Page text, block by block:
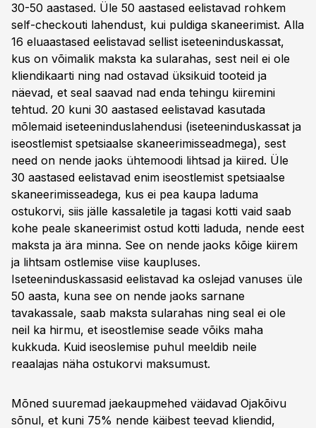
30-50 aastased. Üle 50 aastased eelistavad rohkem
self-checkouti lahendust, kui puldiga skaneerimist. Alla
16 eluaastased eelistavad sellist iseteeninduskassat,
kus on võimalik maksta ka sularahas, sest neil ei ole
kliendikaarti ning nad ostavad üksikuid tooteid ja
näevad, et seal saavad nad enda tehingu kiiremini
tehtud. 20 kuni 30 aastased eelistavad kasutada
mõlemaid iseteeninduslahendusi (iseteeninduskassat ja
iseostlemist spetsiaalse skaneerimisseadmega), sest
need on nende jaoks ühtemoodi lihtsad ja kiired. Üle
30 aastased eelistavad enim iseostlemist spetsiaalse
skaneerimisseadega, kus ei pea kaupa laduma
ostukorvi, siis jälle kassaletile ja tagasi kotti vaid saab
kohe peale skaneerimist ostud kotti laduda, nende eest
maksta ja ära minna. See on nende jaoks kõige kiirem
ja lihtsam ostlemise viise kaupluses.
Iseteeninduskassasid eelistavad ka oslejad vanuses üle
50 aasta, kuna see on nende jaoks sarnane
tavakassale, saab maksta sularahas ning seal ei ole
neil ka hirmu, et iseostlemise seade võiks maha
kukkuda. Kuid iseoslemise puhul meeldib neile
reaalajas näha ostukorvi maksumust.
Mõned suuremad jaekaupmehed väidavad Ojakõivu
sõnul, et kuni 75% nende käibest teevad kliendid,